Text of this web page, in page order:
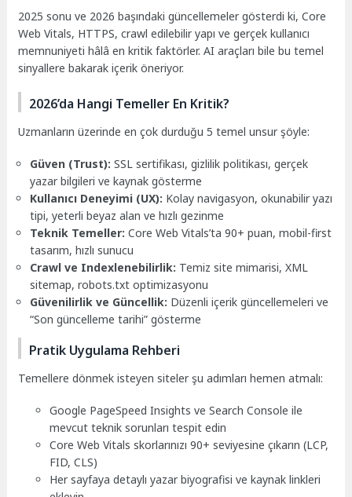
2025 sonu ve 2026 başındaki güncellemeler gösterdi ki, Core
Web Vitals, HTTPS, crawl edilebilir yapı ve gerçek kullanıcı
memnuniyeti hâlâ en kritik faktörler. AI araçları bile bu temel
sinyallere bakarak içerik öneriyor.
2026’da Hangi Temeller En Kritik?
Uzmanların üzerinde en çok durduğu 5 temel unsur şöyle:
Güven (Trust): SSL sertifikası, gizlilik politikası, gerçek
yazar bilgileri ve kaynak gösterme
Kullanıcı Deneyimi (UX): Kolay navigasyon, okunabilir yazı
tipi, yeterli beyaz alan ve hızlı gezinme
Teknik Temeller: Core Web Vitals’ta 90+ puan, mobil-first
tasarım, hızlı sunucu
Crawl ve Indexlenebilirlik: Temiz site mimarisi, XML
sitemap, robots.txt optimizasyonu
Güvenilirlik ve Güncellik: Düzenli içerik güncellemeleri ve
“Son güncelleme tarihi” gösterme
Pratik Uygulama Rehberi
Temellere dönmek isteyen siteler şu adımları hemen atmalı:
Google PageSpeed Insights ve Search Console ile
mevcut teknik sorunları tespit edin
Core Web Vitals skorlarınızı 90+ seviyesine çıkarın (LCP,
FID, CLS)
Her sayfaya detaylı yazar biyografisi ve kaynak linkleri